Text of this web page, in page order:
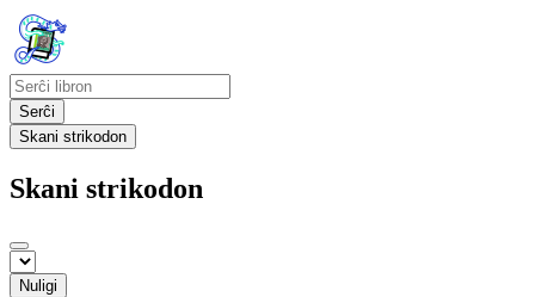
Serĉi
Skani strikodon
Skani strikodon
Nuligi